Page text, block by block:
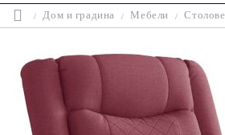
Дом и градина Мебели Столове